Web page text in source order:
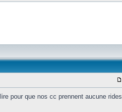
pour que nos cc prennent aucune rides